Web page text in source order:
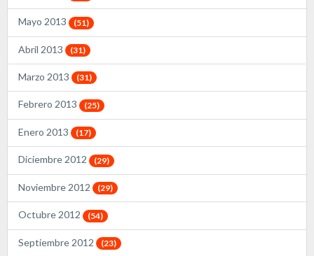
Mayo 2013 (51)
Abril 2013 (31)
Marzo 2013 (31)
Febrero 2013 (25)
Enero 2013 (17)
Diciembre 2012 (29)
Noviembre 2012 (29)
Octubre 2012 (54)
Septiembre 2012 (23)